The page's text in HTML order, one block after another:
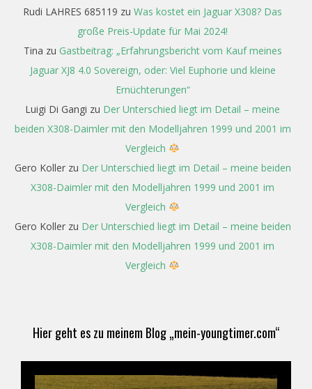
Rudi LAHRES 685119 zu Was kostet ein Jaguar X308? Das
große Preis-Update für Mai 2024!
Tina zu Gastbeitrag: „Erfahrungsbericht vom Kauf meines
Jaguar XJ8 4.0 Sovereign, oder: Viel Euphorie und kleine
Ernüchterungen“
Luigi Di Gangi zu Der Unterschied liegt im Detail – meine
beiden X308-Daimler mit den Modelljahren 1999 und 2001 im
Vergleich
Gero Kollerzu Der Unterschied liegt im Detail – meine beiden
X308-Daimler mit den Modelljahren 1999 und 2001 im
Vergleich
Gero Kollerzu Der Unterschied liegt im Detail – meine beiden
X308-Daimler mit den Modelljahren 1999 und 2001 im
Vergleich
Hier geht es zu meinem Blog „mein-youngtimer.com“